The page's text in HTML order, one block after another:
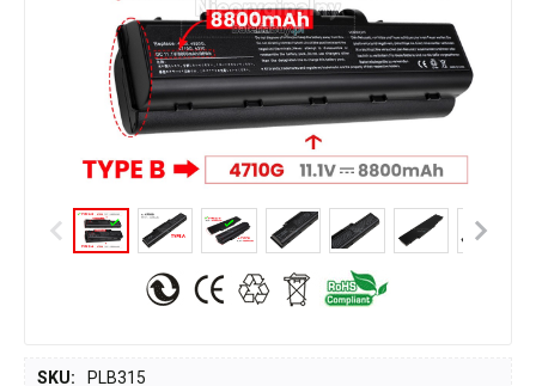
SKU: PLB315